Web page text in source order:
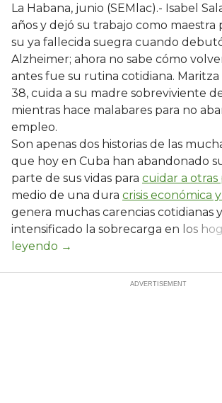
La Habana, junio (SEMlac).- Isabel
años y dejó su trabajo como maestra
su ya fallecida suegra cuando
Alzheimer; ahora no sabe cómo
antes fue su rutina cotidiana. Maritza
38, cuida a su madre sobreviviente
mientras hace malabares para no
empleo.
Son apenas dos historias de las
que hoy en Cuba han abandonado
parte de sus vidas para cuidar a otras
medio de una dura crisis económica y
genera muchas carencias cotidianas
intensificado la sobrecarga en los